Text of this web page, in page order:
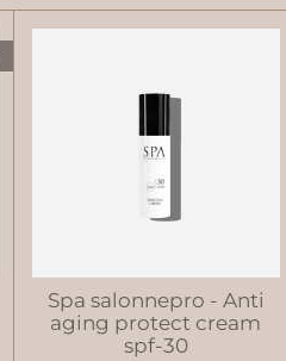
Spa salonnepro - Anti
aging protect cream
spf-30